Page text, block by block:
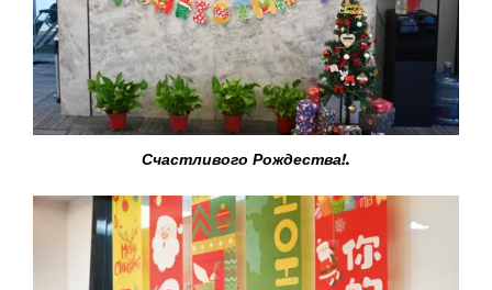
Счастливого Рождества!.